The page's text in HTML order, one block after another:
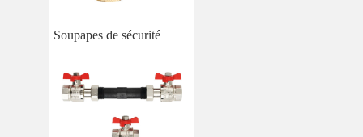
Soupapes de sécurité